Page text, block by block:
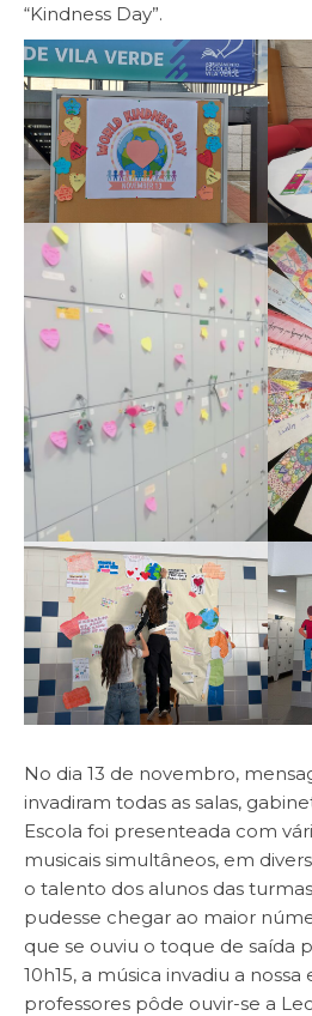
“Kindness Day”.
No dia 13 de novembro,
invadiram todas as salas,
Escola foi presenteada com
musicais simultâneos, em
o talento dos alunos das
pudesse chegar ao maior
que se ouviu o toque de saída
10h15, a música invadiu a nossa
professores pôde ouvir-se a